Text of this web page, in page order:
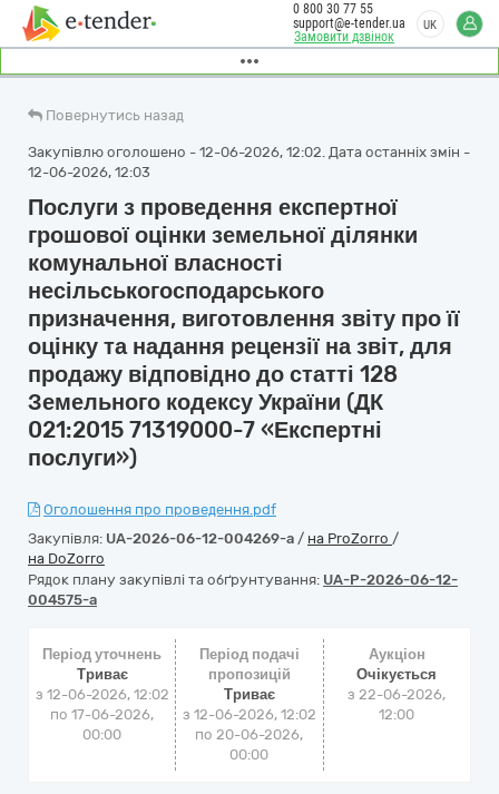
Замовити дзвінок
0 800 30 77 55
support@e-tender.ua
UK
Повернутись назад
Закупівлю оголошено - 12-06-2026, 12:02. Дата останніх змін -
12-06-2026, 12:03
Послуги з проведення експертної
грошової оцінки земельної ділянки
комунальної власності
несільськогосподарського
призначення, виготовлення звіту про її
оцінку та надання рецензії на звіт, для
продажу відповідно до статті 128
Земельного кодексу України (ДК
021:2015 71319000-7 «Експертні
послуги»)
Оголошення про проведення.pdf
Закупівля: UA-2026-06-12-004269-a / на ProZorro /
на DoZorro
Рядок плану закупівлі та обґрунтування: UA-P-2026-06-12-
004575-a
Період уточнень
Триває
з 12-06-2026, 12:02
по 17-06-2026,
00:00
Період подачі
пропозицій
Триває
з 12-06-2026, 12:02
по 20-06-2026,
00:00
Аукціон
Очікується
з22-06-2026,
12:00